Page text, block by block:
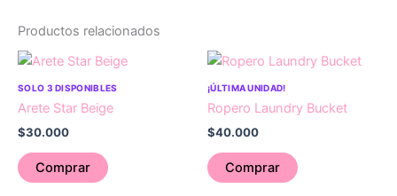
Productos relacionados
SOLO 3 DISPONIBLES
Arete Star Beige
$30.000
Comprar
¡ÚLTIMA UNIDAD!
Ropero Laundry Bucket
$40.000
Comprar